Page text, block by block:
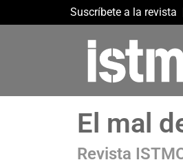
Suscríbete a la revista
El mal
Revista